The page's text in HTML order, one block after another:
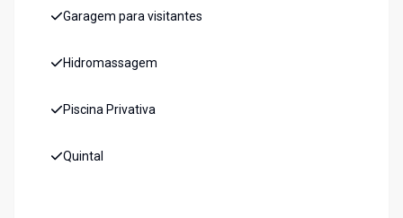
Garagem para visitantes
Hidromassagem
Piscina Privativa
Quintal